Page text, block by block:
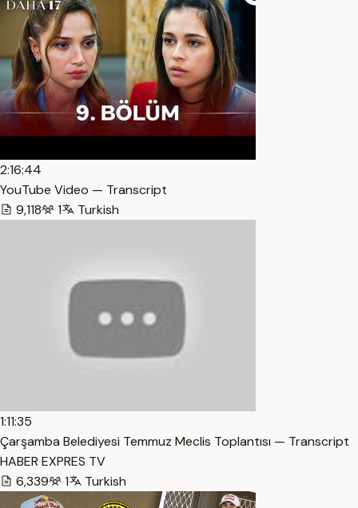
2:16:44
YouTube Video — Transcript
9,118
1 Turkish
1:11:35
Çarşamba Belediyesi Temmuz Meclis Toplantısı — Transcript
HABER EXPRES TV
6,339
1 Turkish